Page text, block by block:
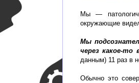
Мы —
окружающие
Мы
через какое-то
данным) 11 раз в
Обычно это